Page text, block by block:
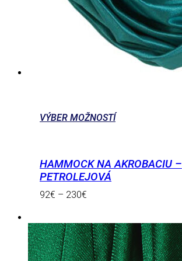
VÝBER MOŽNOSTÍ
HAMMOCK NA AKROBACIU –
PETROLEJOVÁ
92€ – 230€